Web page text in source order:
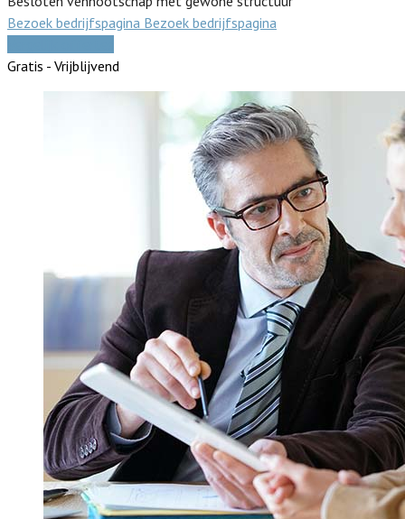
Bezoek bedrijfspagina Bezoek bedrijfspagina
Gratis - Vrijblijvend